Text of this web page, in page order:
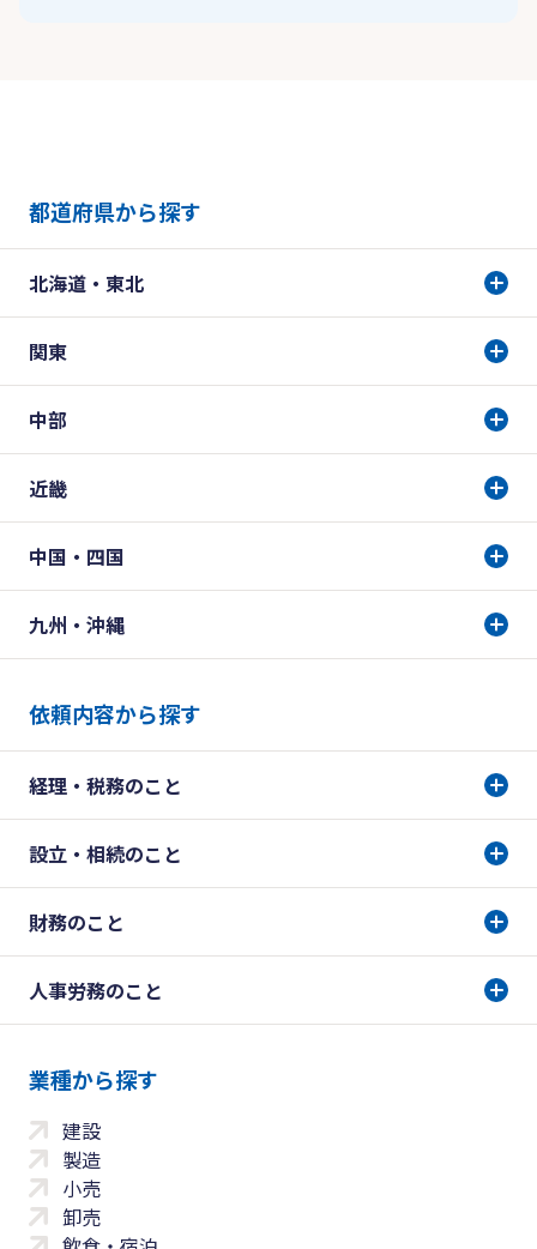
都道府県から探す
北海道・東北
関東
中部
近畿
中国・四国
九州・沖縄
依頼内容から探す
経理・税務のこと
設立・相続のこと
財務のこと
人事労務のこと
業種から探す
建設
製造
小売
卸売